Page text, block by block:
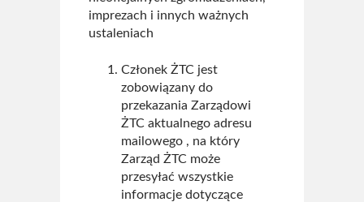
imprezach i innych ważnych
ustaleniach
Członek ŻTC jest
zobowiązany do
przekazania Zarządowi
ŻTC aktualnego adresu
mailowego , na który
Zarząd ŻTC może
przesyłać wszystkie
informacje dotyczące